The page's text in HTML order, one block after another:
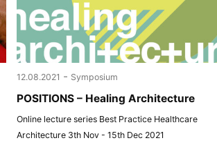
12.08.2021 - Symposium
POSITIONS – Healing Architecture
Online lecture series Best Practice Healthcare
Architecture 3th Nov - 15th Dec 2021